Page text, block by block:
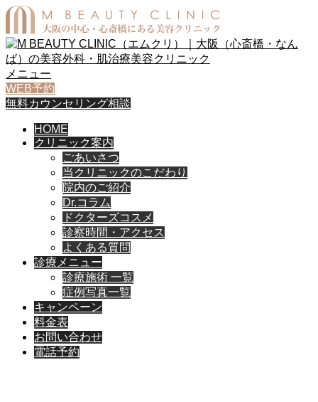
メニュー
WEB予約
無料カウンセリング相談
HOME
クリニック案内
ごあいさつ
当クリニックのこだわり
院内のご紹介
Dr.コラム
ドクターズコスメ
診察時間・アクセス
よくある質問
診療メニュー
診療施術 一覧
症例写真一覧
キャンペーン
料金表
お問い合わせ
電話予約